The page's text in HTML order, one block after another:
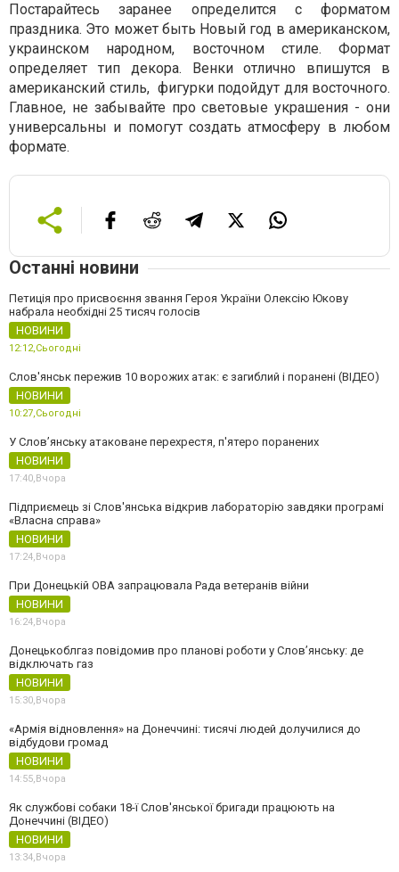
Постарайтесь заранее определится с форматом
праздника. Это может быть Новый год в американском,
украинском народном, восточном стиле. Формат
определяет тип декора. Венки отлично впишутся в
американский стиль, фигурки подойдут для восточного.
Главное, не забывайте про световые украшения - они
универсальны и помогут создать атмосферу в любом
формате.
Останні новини
Петиція про присвоєння звання Героя України Олексію Юкову
набрала необхідні 25 тисяч голосів
НОВИНИ
12:12,Сьогодні
Слов'янськ пережив 10 ворожих атак: є загиблий і поранені (ВІДЕО)
НОВИНИ
10:27,Сьогодні
У Слов’янську атаковане перехрестя, п'ятеро поранених
НОВИНИ
17:40,Вчора
Підприємець зі Слов'янська відкрив лабораторію завдяки програмі
«Власна справа»
НОВИНИ
17:24,Вчора
При Донецькій ОВА запрацювала Рада ветеранів війни
НОВИНИ
16:24,Вчора
Донецькоблгаз повідомив про планові роботи у Слов’янську: де
відключать газ
НОВИНИ
15:30,Вчора
«Армія відновлення» на Донеччині: тисячі людей долучилися до
відбудови громад
НОВИНИ
14:55,Вчора
Як службові собаки 18-ї Слов'янської бригади працюють на
Донеччині (ВІДЕО)
НОВИНИ
13:34,Вчора